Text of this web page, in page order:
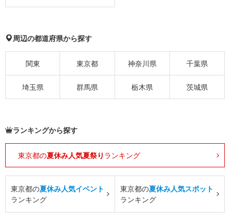
周辺の都道府県から探す
関東 東京都 神奈川県 千葉県
埼玉県 群馬県 栃木県 茨城県
ランキングから探す
東京都の夏休み人気夏祭り ランキング
東京都の夏休み人気イベント
ランキング
東京都の夏休み人気スポット
ランキング